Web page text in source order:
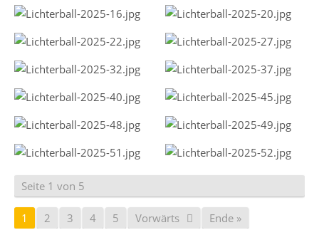
Seite 1 von 5
1 2 3 4 5 Vorwärts Ende »